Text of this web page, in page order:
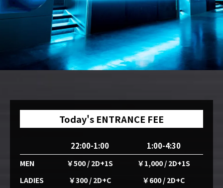
Today's ENTRANCE FEE
22:00-1:00 1:00-4:30
MEN ￥500 / 2D+1S
￥1,000 / 2D+1S
LADIES
￥300 / 2D+C ￥600 / 2D+C